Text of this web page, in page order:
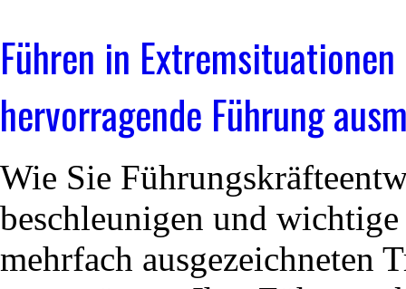
Führen in
hervorragende Führung
Wie Sie
beschleunigen und
mehrfach ausgezeichneten